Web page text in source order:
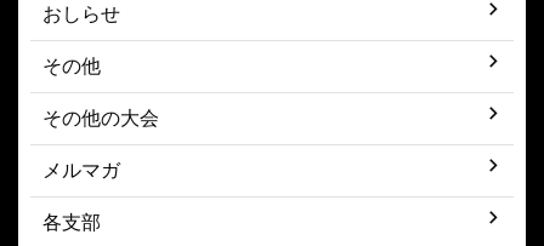
おしらせ
その他
その他の大会
メルマガ
各支部